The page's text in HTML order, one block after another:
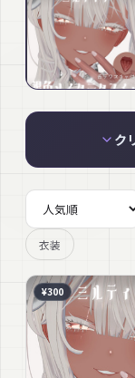
ク
衣装
¥300